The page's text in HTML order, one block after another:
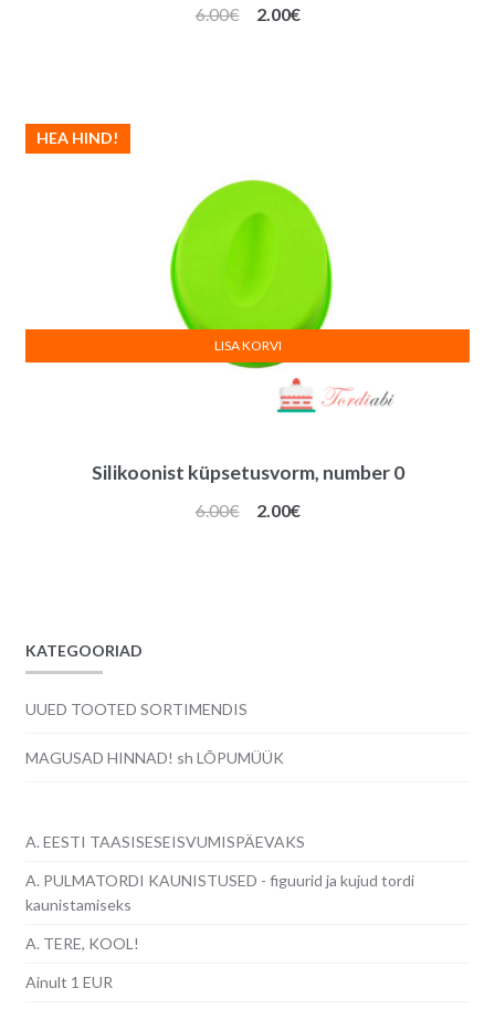
6.00€
Algne
2.00€Praegune
Silikoonist küpsetusvorm, number 0
HEA HIND!
6.00€
Algne
2.00€Praegune
LISA KORVI
KATEGOORIAD
UUED TOOTED SORTIMENDIS
MAGUSAD HINNAD! sh LÕPUMÜÜK
A. EESTI TAASISESEISVUMISPÄEVAKS
A. PULMATORDI KAUNISTUSED - figuurid ja kujud tordi
kaunistamiseks
A. TERE, KOOL!
Ainult 1 EUR